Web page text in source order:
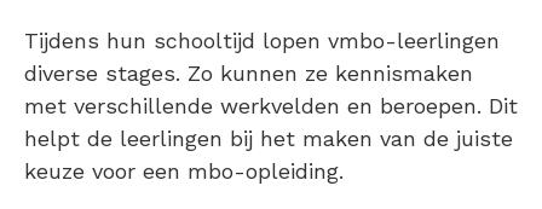
Tijdens hun schooltijd lopen vmbo-leerlingen
diverse stages. Zo kunnen ze kennismaken
met verschillende werkvelden en beroepen. Dit
helpt de leerlingen bij het maken van de juiste
keuze voor een mbo-opleiding.